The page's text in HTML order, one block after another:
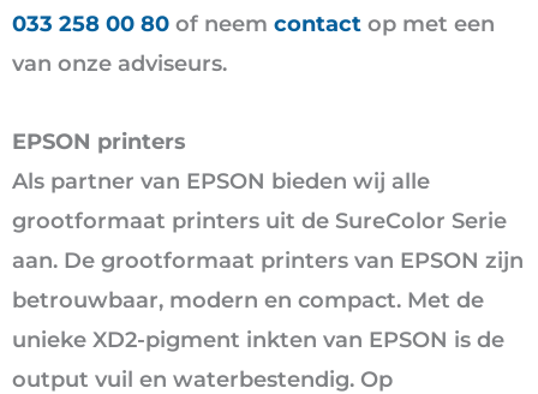
033 258 00 80 of neem contact op met een
van onze adviseurs.
EPSON printers
Als partner van EPSON bieden wij alle
grootformaat printers uit de SureColor Serie
aan. De grootformaat printers van EPSON zijn
betrouwbaar, modern en compact. Met de
unieke XD2-pigment inkten van EPSON is de
output vuil en waterbestendig. Op